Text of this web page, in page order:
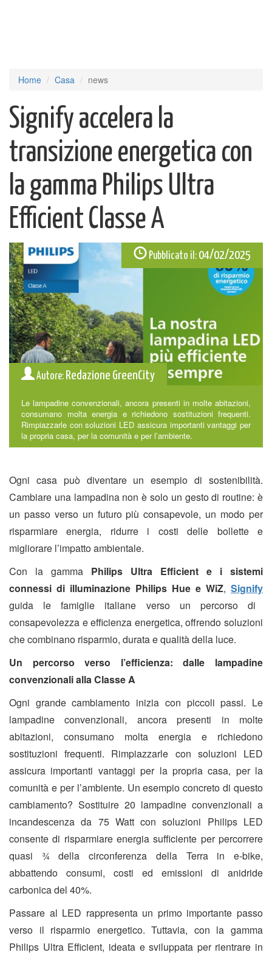
Home Casa news
Signify accelera la
transizione energetica con
la gamma Philips Ultra
Efficient Classe A
Pubblicato il: 04/02/2025
Autore: Redazione GreenCity
Le lampadine convenzionali, ancora presenti in molte abitazioni,
consumano molta energia e richiedono sostituzioni frequenti.
Rimpiazzarle con soluzioni LED assicura importanti vantaggi per
la propria casa, per la comunità e per l’ambiente.
Ogni casa può diventare un esempio di sostenibilità.
Cambiare una lampadina non è solo un gesto di routine: è
un passo verso un futuro più consapevole, un modo per
risparmiare energia, ridurre i costi delle bollette e
migliorare l’impatto ambientale.
Con la gamma Philips Ultra Efficient e i sistemi
connessi di illuminazione Philips Hue e WiZ, Signify
guida le famiglie italiane verso un percorso di
consapevolezza e efficienza energetica, offrendo soluzioni
che combinano risparmio, durata e qualità della luce.
Un percorso verso l’efficienza: dalle lampadine
convenzionali alla Classe A
Ogni grande cambiamento inizia con piccoli passi. Le
lampadine convenzionali, ancora presenti in molte
abitazioni, consumano molta energia e richiedono
sostituzioni frequenti. Rimpiazzarle con soluzioni LED
assicura importanti vantaggi per la propria casa, per la
comunità e per l’ambiente. Un esempio concreto di questo
cambiamento? Sostituire 20 lampadine convenzionali a
incandescenza da 75 Watt con soluzioni Philips LED
consente di risparmiare energia sufficiente per percorrere
quasi ¾ della circonferenza della Terra in e-bike,
abbattendo consumi, costi ed emissioni di anidride
carbonica del 40%.
Passare al LED rappresenta un primo importante passo
verso il risparmio energetico. Tuttavia, con la gamma
Philips Ultra Efficient, ideata e sviluppata per rientrare in